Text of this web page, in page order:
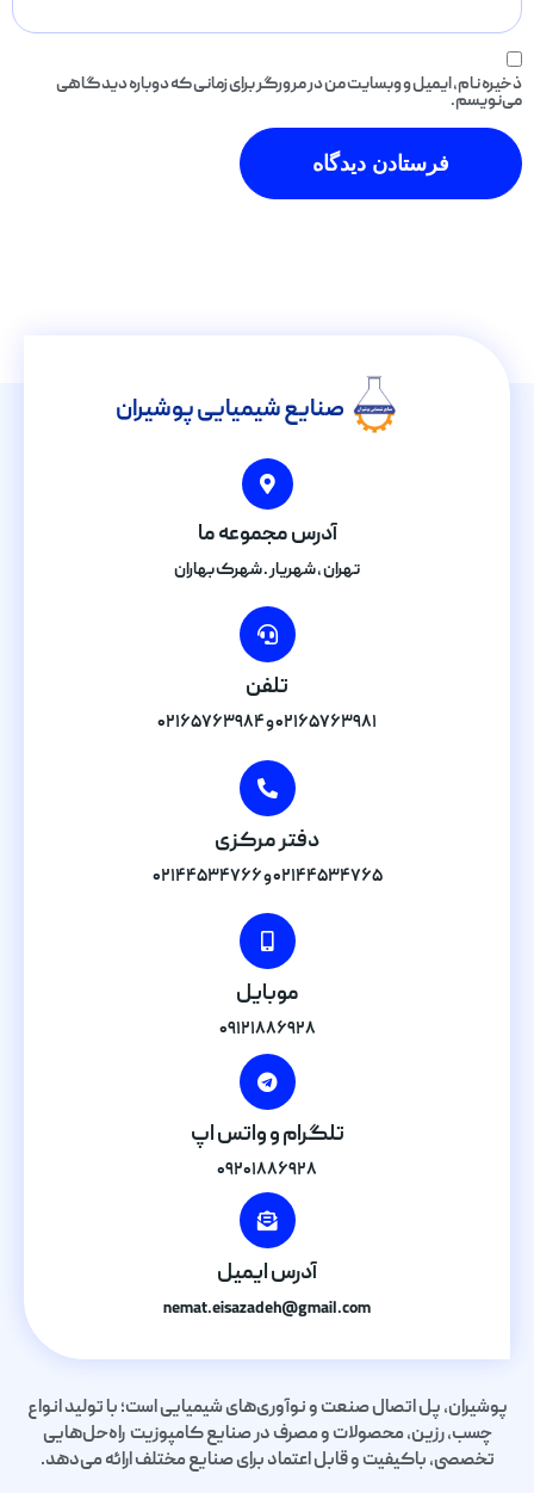
ذخیره نام، ایمیل و وبسایت من در مرورگر برای زمانی که دوباره دیدگاهی
می‌نویسم.
صنایع شیمیایی پوشیران
آدرس مجموعه ما
تهران , شهریار . شهرک بهاران
تلفن
۰۲۱۶۵۷۶۳۹۸۱ و ۰۲۱۶۵۷۶۳۹۸۴
دفتر مرکزی
۰۲۱۴۴۵۳۴۷۶۵ و ۰۲۱۴۴۵۳۴۷۶۶
موبایل
۰۹۱۲۱۸۸۶۹۲۸
تلگرام و واتس اپ
۰۹۲۰۱۸۸۶۹۲۸
آدرس ایمیل
nemat.eisazadeh@gmail.com
پوشیران، پل اتصال صنعت و نوآوری‌های شیمیایی است؛ با تولید انواع
چسب، رزین، محصولات و مصرف در صنایع کامپوزیت راه‌حل‌هایی
تخصصی، باکیفیت و قابل اعتماد برای صنایع مختلف ارائه می‌دهد.